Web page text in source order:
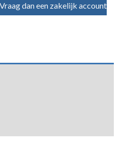
dan een zakelijk account